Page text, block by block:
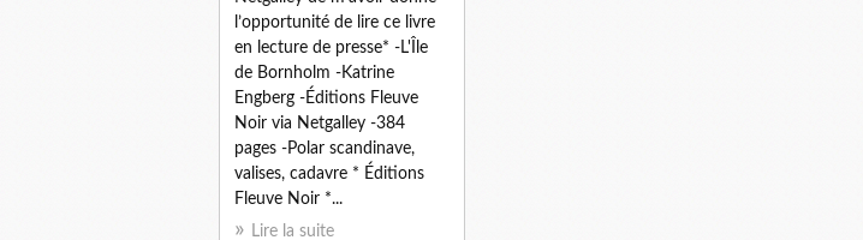
l’opportunité de lire ce livre
en lecture de presse* -L'Île
de Bornholm -Katrine
Engberg -Éditions Fleuve
Noir via Netgalley -384
pages -Polar scandinave,
valises, cadavre * Éditions
Fleuve Noir *...
Lire la suite